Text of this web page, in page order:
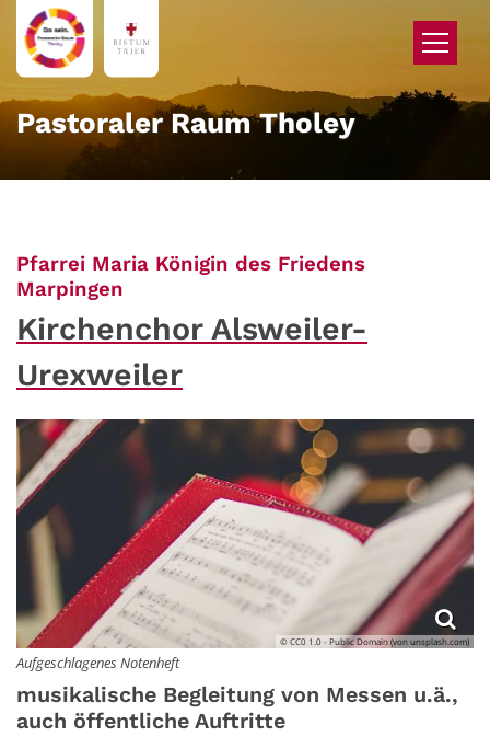
Zum Inhalt springen
Pastoraler Raum Tholey
Pfarrei Maria Königin des Friedens
Marpingen
Kirchenchor Alsweiler-
Urexweiler
© CC0 1.0 - Public Domain (von unsplash.com)
Aufgeschlagenes Notenheft
musikalische Begleitung von Messen u.ä.,
auch öffentliche Auftritte